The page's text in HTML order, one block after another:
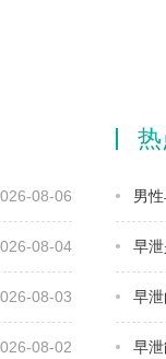
08-06
08-04
08-03
08-02
男
早
早
早